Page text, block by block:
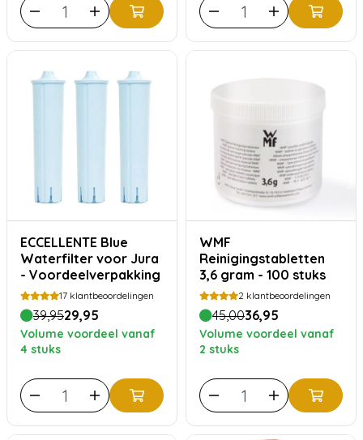
ECCELLENTE Blue
Waterfilter voor Jura
- Voordeelverpakking
17 klantbeoordelingen
39,9529,95
Volume voordeel vanaf
4 stuks
WMF
Reinigingstabletten
3,6 gram - 100 stuks
2 klantbeoordelingen
45,0036,95
Volume voordeel vanaf
2 stuks